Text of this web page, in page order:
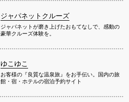
ジャパネットクルーズ
ジャパネットが磨き上げたおもてなしで、感動の
豪華クルーズ体験を。
ゆこゆこ
お客様の『良質な温泉旅』をお手伝い。国内の旅
館・宿・ホテルの宿泊予約サイト